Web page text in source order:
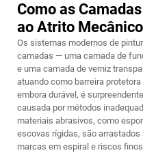
Como as
ao Atrito Mecânico
Os sistemas modernos de
camadas — uma camada de
e uma camada de verniz
atuando como barreira
embora durável, é
causada por métodos
materiais abrasivos, como
escovas rígidas, são
marcas em espiral e riscos